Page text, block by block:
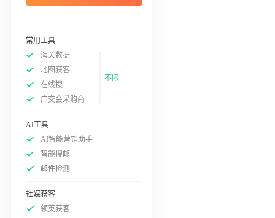
常用工具
海关数据
地图获客
在线搜
广交会采购商
不限
AI工具
AI智能营销助手
智能搜邮
邮件检测
社媒获客
领英获客